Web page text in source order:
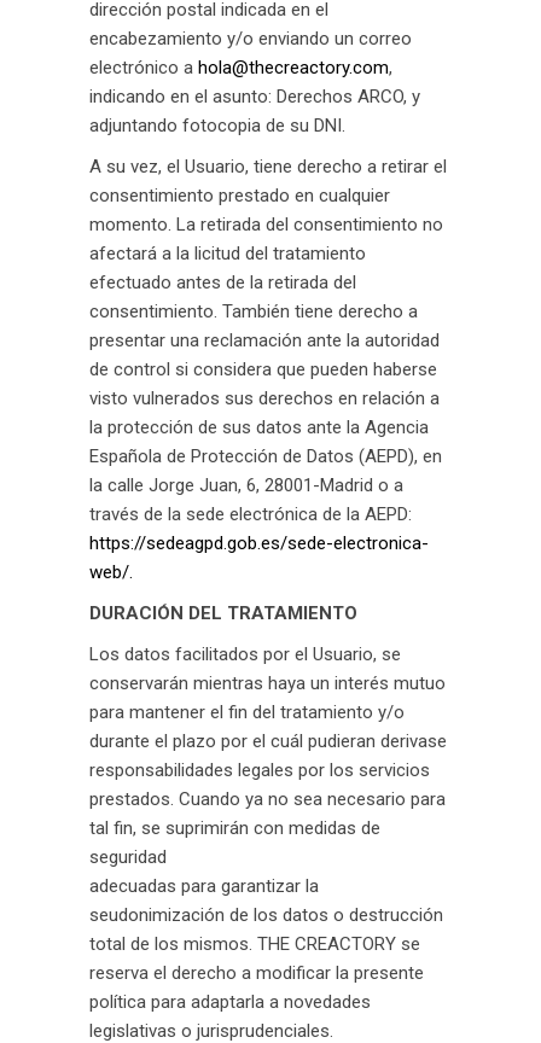
dirección postal indicada en el
encabezamiento y/o enviando un correo
electrónico a hola@thecreactory.com,
indicando en el asunto: Derechos ARCO, y
adjuntando fotocopia de su DNI.
A su vez, el Usuario, tiene derecho a retirar el
consentimiento prestado en cualquier
momento. La retirada del consentimiento no
afectará a la licitud del tratamiento
efectuado antes de la retirada del
consentimiento. También tiene derecho a
presentar una reclamación ante la autoridad
de control si considera que pueden haberse
visto vulnerados sus derechos en relación a
la protección de sus datos ante la Agencia
Española de Protección de Datos (AEPD), en
la calle Jorge Juan, 6, 28001-Madrid o a
través de la sede electrónica de la AEPD:
https://sedeagpd.gob.es/sede-electronica-
web/.
DURACIÓN DEL TRATAMIENTO
Los datos facilitados por el Usuario, se
conservarán mientras haya un interés mutuo
para mantener el fin del tratamiento y/o
durante el plazo por el cuál pudieran derivase
responsabilidades legales por los servicios
prestados. Cuando ya no sea necesario para
tal fin, se suprimirán con medidas de
seguridad
adecuadas para garantizar la
seudonimización de los datos o destrucción
total de los mismos. THE CREACTORY se
reserva el derecho a modificar la presente
política para adaptarla a novedades
legislativas o jurisprudenciales.